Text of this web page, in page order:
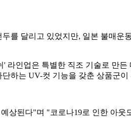
를 달리고 있었지만, 일본 불매운
라인업은 특별한 직조 기술로 만든
하는 UV-컷 기능을 갖춘 상품군이
상된다"며 "코로나19로 인한 아웃